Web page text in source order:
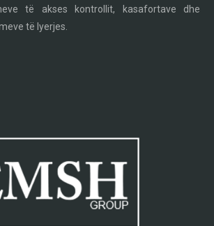
të akses kontrollit, kasafortave dhe
të lyerjes.